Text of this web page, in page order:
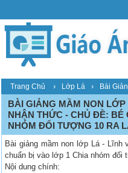
Trang Chủ › Lớp Lá › Bài
BÀI GIẢNG MẦM NON
NHẬN THỨC - CHỦ ĐỀ:
NHÓM ĐỐI TƯỢNG 10 RA
Bài giảng mầm non lớp Lá -
chuẩn bị vào lớp 1 Chia nhóm đối
Nội dung chính: